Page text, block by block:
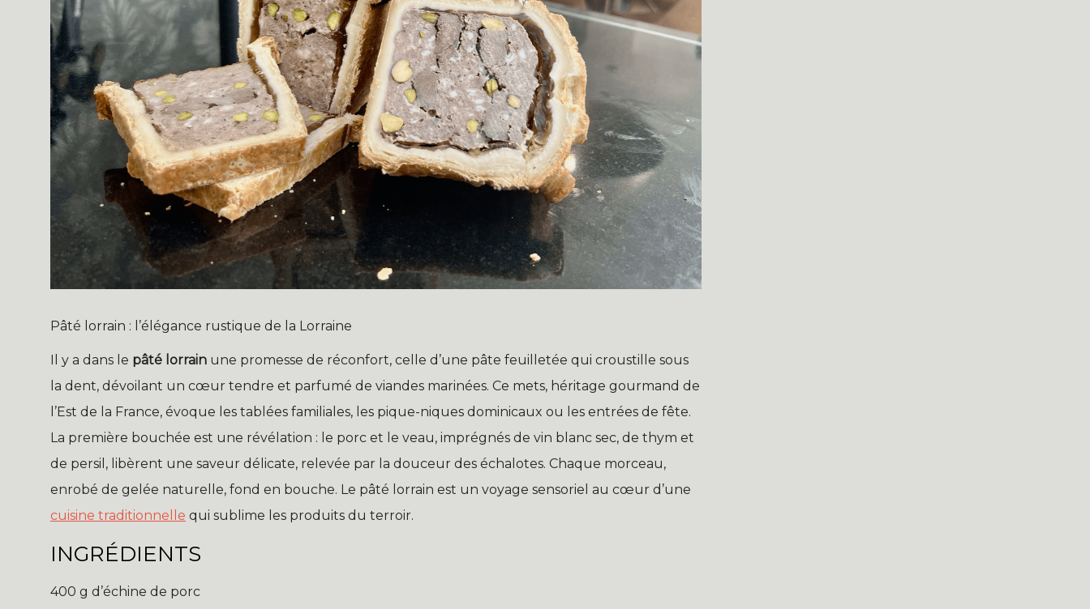
Pâté lorrain : l’élégance rustique de la Lorraine
Il y a dans le pâté lorrain une promesse de réconfort, celle d’une pâte feuilletée qui croustille sous
la dent, dévoilant un cœur tendre et parfumé de viandes marinées. Ce mets, héritage gourmand de
l’Est de la France, évoque les tablées familiales, les pique-niques dominicaux ou les entrées de fête.
La première bouchée est une révélation : le porc et le veau, imprégnés de vin blanc sec, de thym et
de persil, libèrent une saveur délicate, relevée par la douceur des échalotes. Chaque morceau,
enrobé de gelée naturelle, fond en bouche. Le pâté lorrain est un voyage sensoriel au cœur d’une
cuisine traditionnelle qui sublime les produits du terroir.
INGRÉDIENTS
400 g d’échine de porc